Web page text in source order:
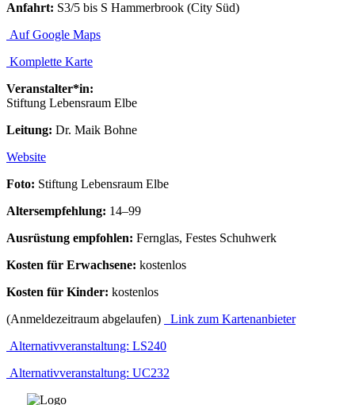
Anfahrt: S3/5 bis S Hammerbrook (City Süd)
Auf Google Maps
Komplette Karte
Veranstalter*in:
Stiftung Lebensraum Elbe
Leitung: Dr. Maik Bohne
Website
Foto: Stiftung Lebensraum Elbe
Altersempfehlung: 14–99
Ausrüstung empfohlen: Fernglas, Festes Schuhwerk
Kosten für Erwachsene: kostenlos
Kosten für Kinder: kostenlos
(Anmeldezeitraum abgelaufen)
Link zum Kartenanbieter
Alternativveranstaltung: LS240
Alternativveranstaltung: UC232